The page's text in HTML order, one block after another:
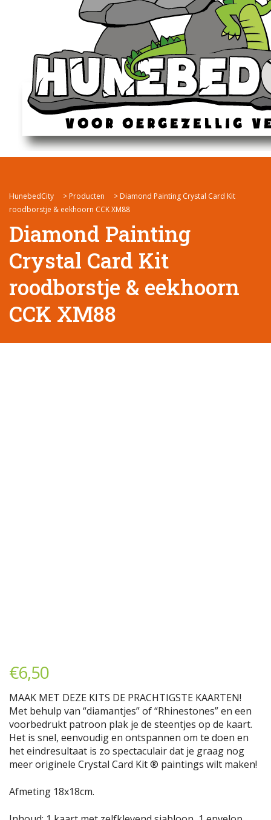
HunebedCity > Producten > Diamond Painting Crystal Card Kit
roodborstje & eekhoorn CCK XM88
Diamond Painting
Crystal Card Kit
roodborstje & eekhoorn
CCK XM88
€6,50
MAAK MET DEZE KITS DE PRACHTIGSTE KAARTEN!
Met behulp van “diamantjes” of “Rhinestones” en een
voorbedrukt patroon plak je de steentjes op de kaart.
Het is snel, eenvoudig en ontspannen om te doen en
het eindresultaat is zo spectaculair dat je graag nog
meer originele Crystal Card Kit ® paintings wilt maken!
Afmeting 18x18cm.